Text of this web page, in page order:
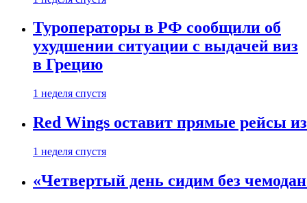
Туроператоры в РФ сообщили об
ухудшении ситуации с выдачей виз
в Грецию
1 неделя спустя
Red Wings оставит прямые рейсы
1 неделя спустя
«Четвертый день сидим без